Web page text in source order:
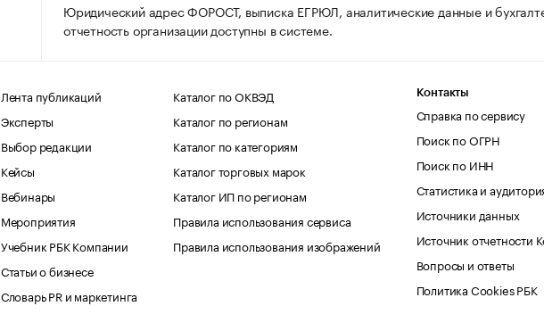
Юридический адрес ФОРОСТ, выписка ЕГРЮЛ, аналитические данные и
отчетность организации доступны в системе.
Лента публикаций
Эксперты
Выбор редакции
Кейсы
Вебинары
Мероприятия
Учебник РБК Компании
Статьи о бизнесе
Словарь PR и маркетинга
Каталог по ОКВЭД
Каталог по регионам
Каталог по категориям
Каталог торговых марок
Каталог ИП по регионам
Правила использования сервиса
Правила использования изображений
Контакты
Справка по сервису
Поиск по ОГРН
Поиск по ИНН
Статистика и
Источники данных
Источник отчетности
Вопросы и ответы
Политика Cookies РБК